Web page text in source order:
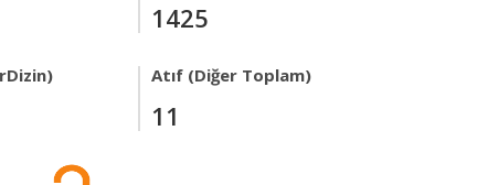
1425
Atıf (Diğer Toplam)
11